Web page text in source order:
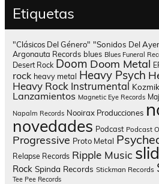
Etiquetas
"Clásicos Del Género" "Sonidos Del
Argonauta Records blues Blues Funeral
Desert Rock Doom Doom Metal
rock heavy metal Heavy Psych
Heavy Rock Instrumental
Lanzamientos Magnetic Eye Records
Napalm Records Nooirax Producciones
novedades Podcast Podcast
Progressive Proto Metal
Relapse Records Ripple Music
Rock Spinda Records Stickman Records
Tee Pee Records